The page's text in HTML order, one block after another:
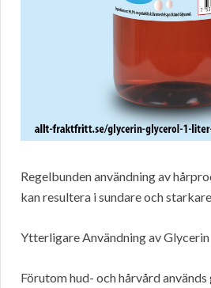
Regelbunden användning av
kan resultera i sundare och
Ytterligare Användning av Glycerin
Förutom hud- och hårvård